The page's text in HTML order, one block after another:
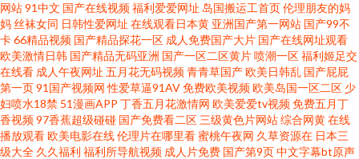
粉嫩网站 国产开嫩苞实拍在线 欧美在线成人午夜影视 成人a高清免费版 迅雷
电影下载电影天堂 麻豆传媒网站 91涩涩网 人人起碰人人 福利嫂导航 亚洲爱
爱永久网站 久久肏你 99热福利在线 视频污下载 国产日韩网站 伊人东京热蜜
桃 欧美成人精品一区二区三区 国产精品成人永久在线 亚洲精品久久片久久久
网站91中文 国产在线视频福利爱爱网址 岛国搬运工首页伦理朋友的妈
妈丝袜女同 日韩性爱网址 在线观看日本黄 亚洲国产第一网站 国产99不
卡66精品视频 国产精品探花一区 成人免费国产大片 国产在线网址观看
欧美激情日韩 国产精品无码亚洲 国产一区二区黄片喷潮一区福利姬足交
在线看 成人午夜网址 五月花无码视频青青草国产欧美日韩乱 国产屁屁
第一页91国产视频网 性爱草逼91AV免费欧美视频欧美岛国一区二区 少
妇喷水18禁 51漫画APP 丁香五月花激情网 欧美爱爱tv视频免费五月丁
香视频97香蕉超级碰碰 国产免费看二区 三级黄色片网站综合网黄在线
播放观看欧美电影在线伦理片在哪里看蜜桃午夜网 久草资源在 日本三
级大全 久久福利 福利所导航视频 成人片免费 国产第9页中文字幕bt原声